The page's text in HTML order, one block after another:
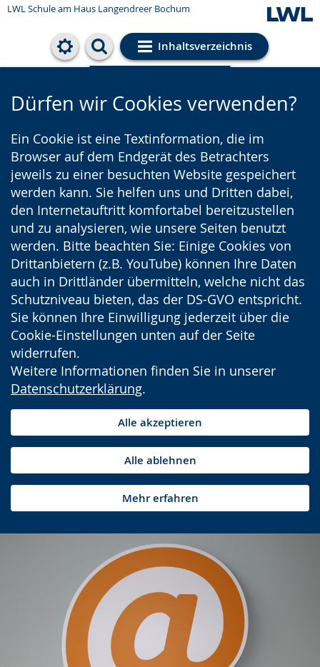
LWL Schule am Haus Langendreer Bochum
Inhaltsverzeichnis
Cookie-Einstellungen
Dürfen wir Cookies verwenden?
Ein Cookie ist eine Textinformation, die im
Browser auf dem Endgerät des Betrachters
jeweils zu einer besuchten Website gespeichert
werden kann. Sie helfen uns und Dritten dabei,
den Internetauftritt komfortabel bereitzustellen
und zu analysieren, wie unsere Seiten benutzt
werden. Bitte beachten Sie: Einige Cookies von
Drittanbietern (z.B. YouTube) können Ihre Daten
auch in Drittländer übermitteln, welche nicht das
Schutzniveau bieten, das der DS-GVO entspricht.
Sie können Ihre Einwilligung jederzeit über die
Cookie-Einstellungen unten auf der Seite
widerrufen.
Weitere Informationen finden Sie in unserer
Datenschutzerklärung.
Alle akzeptieren
Alle ablehnen
Mehr erfahren